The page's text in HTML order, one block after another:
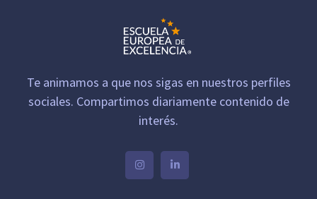
Te animamos a que nos sigas en nuestros perfiles
sociales. Compartimos diariamente contenido de
interés.